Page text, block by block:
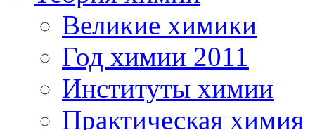
Великие химики
Год химии 2011
Институты химии
Практическая химия